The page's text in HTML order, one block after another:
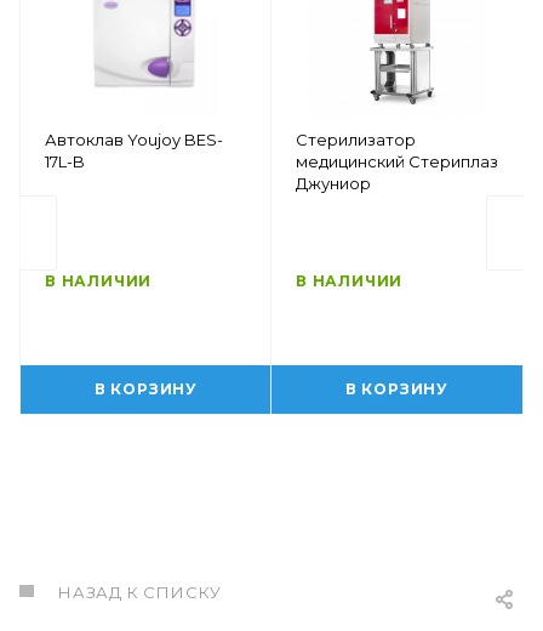
Автоклав Youjoy BES-
17L-B
В НАЛИЧИИ
В КОРЗИНУ
Стерилизатор
медицинский Стериплаз
Джуниор
В НАЛИЧИИ
В КОРЗИНУ
НАЗАД К СПИСКУ